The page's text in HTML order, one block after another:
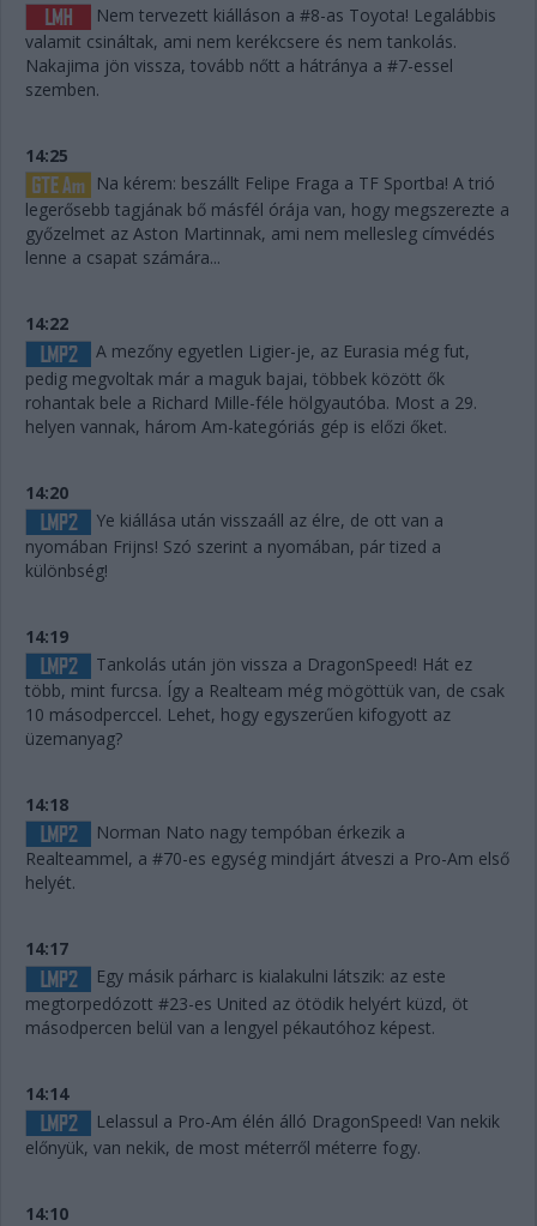
Nem tervezett kiálláson a #8-as Toyota! Legalábbis
valamit csináltak, ami nem kerékcsere és nem tankolás.
Nakajima jön vissza, tovább nőtt a hátránya a #7-essel
szemben.
14:25
Na kérem: beszállt Felipe Fraga a TF Sportba! A trió
legerősebb tagjának bő másfél órája van, hogy megszerezte a
győzelmet az Aston Martinnak, ami nem mellesleg címvédés
lenne a csapat számára...
14:22
A mezőny egyetlen Ligier-je, az Eurasia még fut,
pedig megvoltak már a maguk bajai, többek között ők
rohantak bele a Richard Mille-féle hölgyautóba. Most a 29.
helyen vannak, három Am-kategóriás gép is előzi őket.
14:20
Ye kiállása után visszaáll az élre, de ott van a
nyomában Frijns! Szó szerint a nyomában, pár tized a
különbség!
14:19
Tankolás után jön vissza a DragonSpeed! Hát ez
több, mint furcsa. Így a Realteam még mögöttük van, de csak
10 másodperccel. Lehet, hogy egyszerűen kifogyott az
üzemanyag?
14:18
Norman Nato nagy tempóban érkezik a
Realteammel, a #70-es egység mindjárt átveszi a Pro-Am első
helyét.
14:17
Egy másik párharc is kialakulni látszik: az este
megtorpedózott #23-es United az ötödik helyért küzd, öt
másodpercen belül van a lengyel pékautóhoz képest.
14:14
Lelassul a Pro-Am élén álló DragonSpeed! Van nekik
előnyük, van nekik, de most méterről méterre fogy.
14:10